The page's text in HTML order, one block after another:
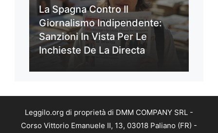
La Spagna Contro Il
Giornalismo Indipendente:
Sanzioni In Vista Per Le
Inchieste De La Directa
Leggilo.org di proprietà di DMM COMPANY SRL -
Corso Vittorio Emanuele II, 13, 03018 Paliano (FR) -